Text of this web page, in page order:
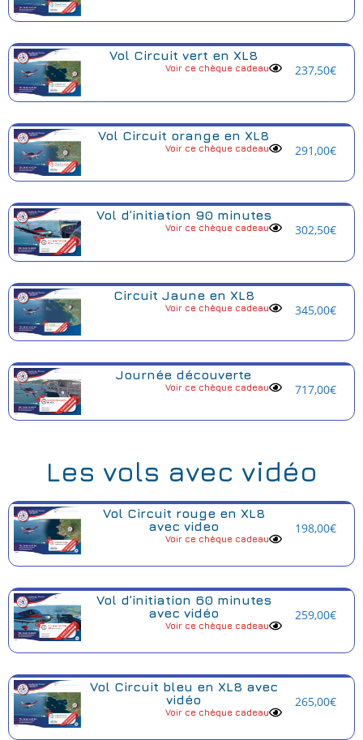
Vol Circuit vert en XL8
Voir ce chèque cadeau 237,50€
Vol Circuit orange en XL8
Voir ce chèque cadeau 291,00€
Vol d’initiation 90 minutes
Voir ce chèque cadeau 302,50€
Circuit Jaune en XL8
Voir ce chèque cadeau 345,00€
Journée découverte
Voir ce chèque cadeau 717,00€
Les vols avec vidéo
Vol Circuit rouge en XL8
avec video
Voir ce chèque cadeau
198,00€
Vol d’initiation 60 minutes
avec vidéo
Voir ce chèque cadeau
259,00€
Vol Circuit bleu en XL8 avec
vidéo
Voir ce chèque cadeau
265,00€